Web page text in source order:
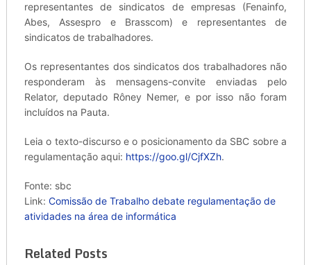
representantes de sindicatos de empresas (Fenainfo,
Abes, Assespro e Brasscom) e representantes de
sindicatos de trabalhadores.
Os representantes dos sindicatos dos trabalhadores não
responderam às mensagens-convite enviadas pelo
Relator, deputado Rôney Nemer, e por isso não foram
incluídos na Pauta.
Leia o texto-discurso e o posicionamento da SBC sobre a
regulamentação aqui: https://goo.gl/CjfXZh.
Fonte: sbc
Link: Comissão de Trabalho debate regulamentação de
atividades na área de informática
Related Posts